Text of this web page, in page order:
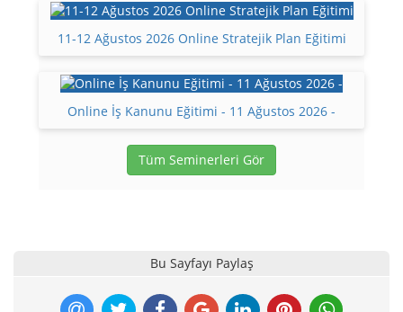
11-12 Ağustos 2026 Online Stratejik Plan Eğitimi
Online İş Kanunu Eğitimi - 11 Ağustos 2026 -
Tüm Seminerleri Gör
Bu Sayfayı Paylaş